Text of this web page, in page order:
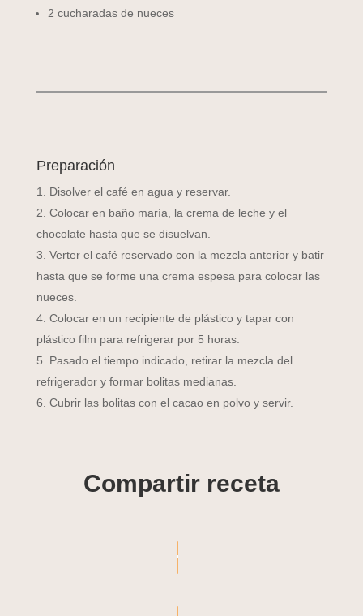
2 cucharadas de nueces
Preparación
Disolver el café en agua y reservar.
Colocar en baño maría, la crema de leche y el
chocolate hasta que se disuelvan.
Verter el café reservado con la mezcla anterior y batir
hasta que se forme una crema espesa para colocar las
nueces.
Colocar en un recipiente de plástico y tapar con
plástico film para refrigerar por 5 horas.
Pasado el tiempo indicado, retirar la mezcla del
refrigerador y formar bolitas medianas.
Cubrir las bolitas con el cacao en polvo y servir.
Compartir receta